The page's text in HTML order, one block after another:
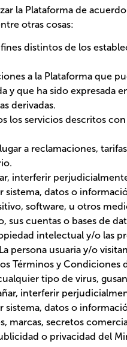
de los establecidos en
Plataforma que puedan
en estos Términos y
descritos con
perjudicialmente,
u otros medios que
de datos.
y/o las prohibiciones
responderá de los
tipo de virus, gusanos u otros
subrepticiamente o
secretos comerciales u
o de terceros.
de datos para acceder,
relacionados a la Plataforma.
documentos, información,
por derechos de
de forma alguna, copiados
a menos que se
permitido.
dar lugar a una infracción a las